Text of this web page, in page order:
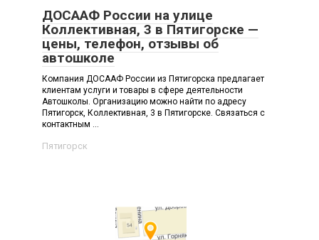
ДОСААФ России на улице
Коллективная, 3 в Пятигорске —
цены, телефон, отзывы об
автошколе
Компания ДОСААФ России из Пятигорска предлагает
клиентам услуги и товары в сфере деятельности
Автошколы. Организацию можно найти по адресу
Пятигорск, Коллективная, 3 в Пятигорске. Связаться с
контактным ...
Пятигорск